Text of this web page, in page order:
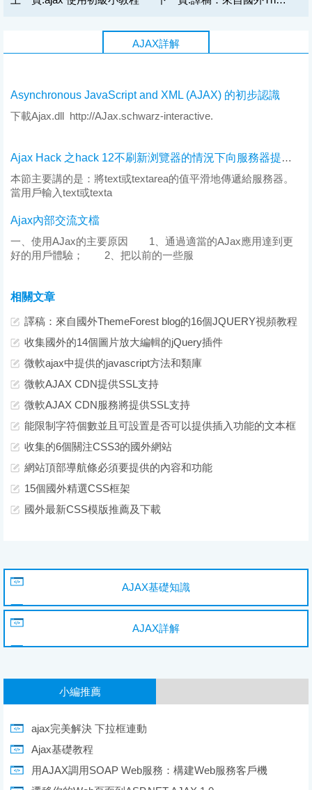
AJAX詳解
Asynchronous JavaScript and XML (AJAX) 的初步認識
下載Ajax.dll http://AJax.schwarz-interactive.
Ajax Hack 之hack 12不刷新浏覽器的情況下向服務器提交text或textarea的值
本節主要講的是：將text或textarea的值平滑地傳遞給服務器。
當用戶輸入text或texta
Ajax內部交流文檔
一、使用AJax的主要原因 1、通過適當的AJax應用達到更
好的用戶體驗； 2、把以前的一些服
相關文章
譯稿：來自國外ThemeForest blog的16個JQUERY視頻教程
收集國外的14個圖片放大編輯的jQuery插件
微軟ajax中提供的javascript方法和類庫
微軟AJAX CDN提供SSL支持
微軟AJAX CDN服務將提供SSL支持
能限制字符個數並且可設置是否可以提供插入功能的文本框
收集的6個關注CSS3的國外網站
網站頂部導航條必須要提供的內容和功能
15個國外精選CSS框架
國外最新CSS模版推薦及下載
AJAX基礎知識
AJAX詳解
小編推薦
ajax完美解決 下拉框連動
Ajax基礎教程
用AJAX調用SOAP Web服務：構建Web服務客戶機